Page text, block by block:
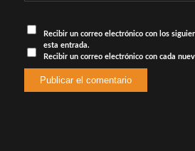
Recibir un correo electrónico con los
esta entrada.
Recibir un correo electrónico con cada